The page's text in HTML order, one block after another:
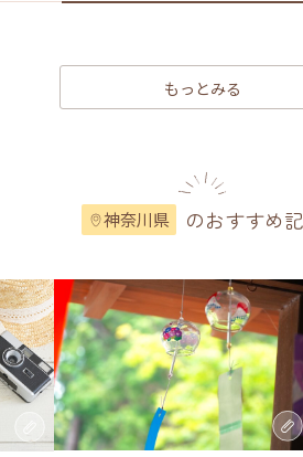
もっとみる
神奈川県 のおすすめ